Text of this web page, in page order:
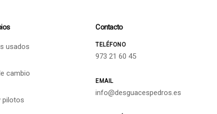
usados
cambio
pilotos
Contacto
TELÉFONO
973 21 60 45
EMAIL
info@desguacespedros.es